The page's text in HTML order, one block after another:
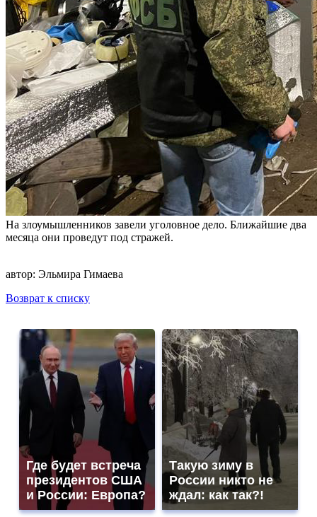
На злоумышленников завели уголовное дело. Ближайшие два
месяца они проведут под стражей.
автор: Эльмира Гимаева
Возврат к списку
Где будет встреча
президентов США
и России: Европа?
Такую зиму в
России никто не
ждал: как так?!